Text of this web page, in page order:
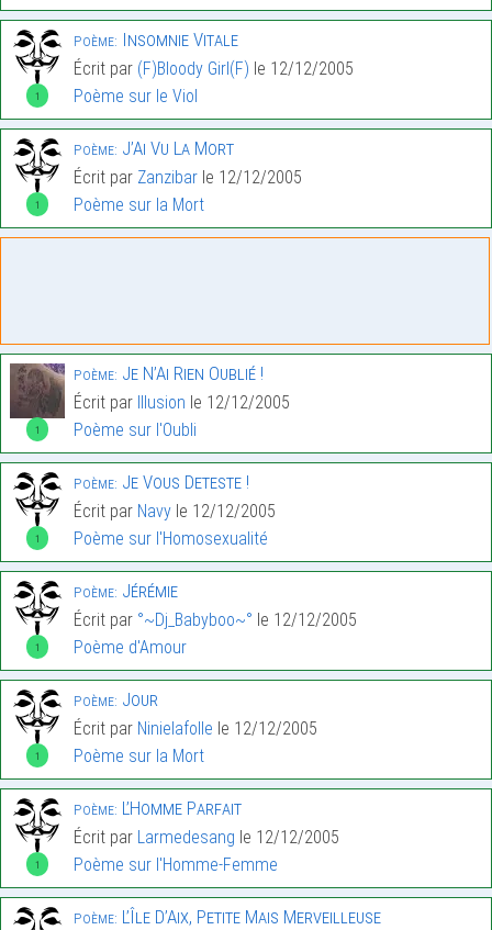
1
Poème: Insomnie Vitale
Écrit par (F)Bloody Girl(F) le 12/12/2005
Poème sur le Viol
1
Poème: J’Ai Vu La Mort
Écrit par Zanzibar le 12/12/2005
Poème sur la Mort
1
Poème: Je N’Ai Rien Oublié !
Écrit par Illusion le 12/12/2005
Poème sur l'Oubli
1
Poème: Je Vous Deteste !
Écrit par Navy le 12/12/2005
Poème sur l'Homosexualité
1
Poème: Jérémie
Écrit par °~Dj_Babyboo~° le 12/12/2005
Poème d'Amour
1
Poème: Jour
Écrit par Ninielafolle le 12/12/2005
Poème sur la Mort
1
Poème: L’Homme Parfait
Écrit par Larmedesang le 12/12/2005
Poème sur l'Homme-Femme
Poème: L’Île D’Aix, Petite Mais Merveilleuse